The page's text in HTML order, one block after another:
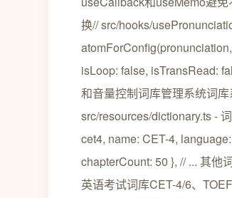
换// src/hooks/
isLoop: false, isTransRead:
和音量控制词库管理系统词
src/resources/dictionary.ts -
cet4, name: CET-4,
chapterCount: 50 }, // ... 其他
英语考试词库CET-4/6、